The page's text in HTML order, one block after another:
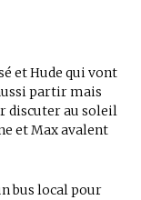
et Hude qui vont
partir mais
discuter au soleil
et Max avalent
bus local pour